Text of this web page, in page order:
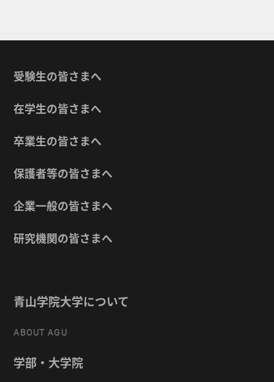
受験生の皆さまへ
在学生の皆さまへ
卒業生の皆さまへ
保護者等の皆さまへ
企業一般の皆さまへ
研究機関の皆さまへ
青山学院大学について
ABOUT AGU
学部・大学院